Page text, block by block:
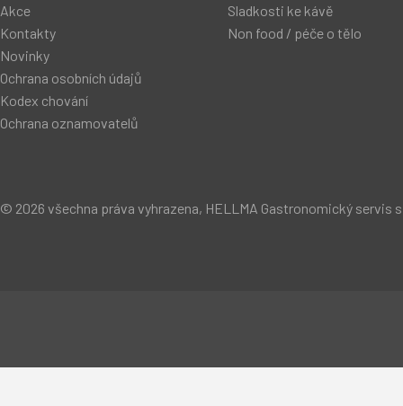
Akce
Kontakty
Novinky
Ochrana osobních údajů
Kodex chování
Ochrana oznamovatelů
Sladkosti ke kávě
Non food / péče o tělo
© 2026 všechna práva vyhrazena, HELLMA Gastronomický servis